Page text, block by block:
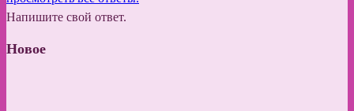
Напишите свой ответ.
Новое